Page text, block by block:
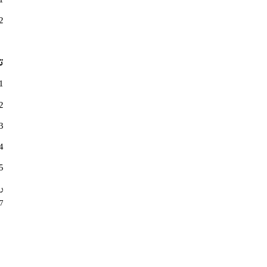
2. أمانة المرأة
1. داليا الأسود.
2. مها
3.
4.
5.